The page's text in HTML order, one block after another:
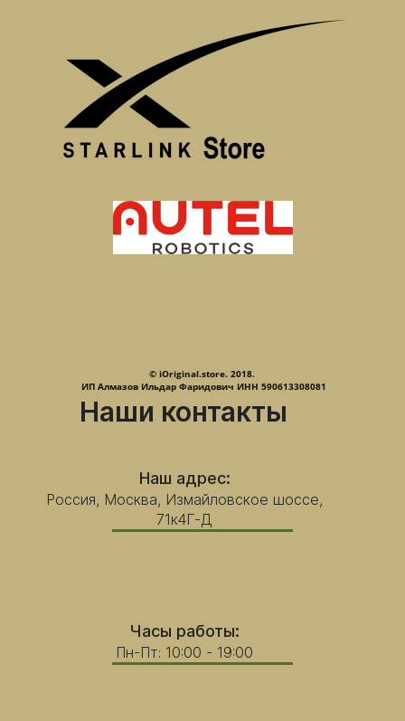
© iOriginal.store. 2018.
ИП Алмазов Ильдар Фаридович ИНН 590613308081
Наши контакты
Наш адрес:
Россия, Москва, Измайловское шоссе,
71к4Г-Д
Часы работы:
Пн-Пт: 10:00 - 19:00